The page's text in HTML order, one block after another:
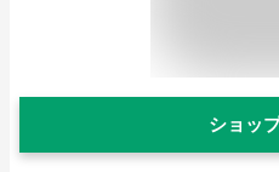
ショッ